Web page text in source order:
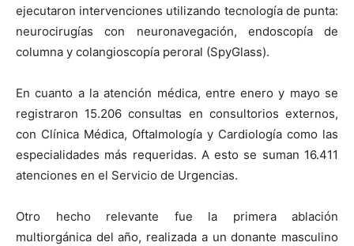
ejecutaron intervenciones utilizando tecnología de punta:
neurocirugías con neuronavegación, endoscopía de
columna y colangioscopía peroral (SpyGlass).
En cuanto a la atención médica, entre enero y mayo se
registraron 15.206 consultas en consultorios externos,
con Clínica Médica, Oftalmología y Cardiología como las
especialidades más requeridas. A esto se suman 16.411
atenciones en el Servicio de Urgencias.
Otro hecho relevante fue la primera ablación
multiorgánica del año, realizada a un donante masculino